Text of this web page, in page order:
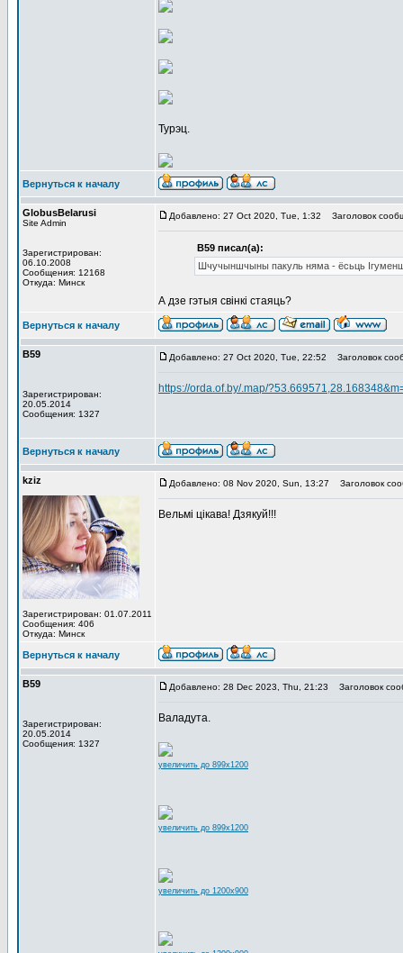
Турэц.
Вернуться к началу
GlobusBelarusi
Site Admin
Зарегистрирован:
06.10.2008
Сообщения: 12168
Откуда: Минск
Добавлено: 27 Oct 2020, Tue, 1:32 Заголовок
В59 писал(а):
Шчучыншчыны пакуль няма - ёсьць
А дзе гэтыя свінкі стаяць?
Вернуться к началу
В59
Зарегистрирован:
20.05.2014
Сообщения: 1327
Добавлено: 27 Oct 2020, Tue, 22:52 Заголовок
https://orda.of.by/.map/
Вернуться к началу
kziz
Зарегистрирован: 01.07.2011
Сообщения: 406
Откуда: Минск
Добавлено: 08 Nov 2020, Sun, 13:27 Заголовок
Вельмi цiкава! Дзякуй!!!
Вернуться к началу
В59
Зарегистрирован:
20.05.2014
Сообщения: 1327
Добавлено: 28 Dec 2023, Thu, 21:23 Заголовок
Валадута.
увеличить до 899x1200
увеличить до 899x1200
увеличить до 1200x900